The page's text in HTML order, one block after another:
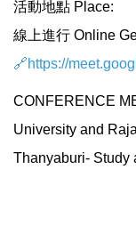
活動地點 Place:
線上進行 Online
🔗https://
CONFERENCE
University and
Thanyaburi- Study